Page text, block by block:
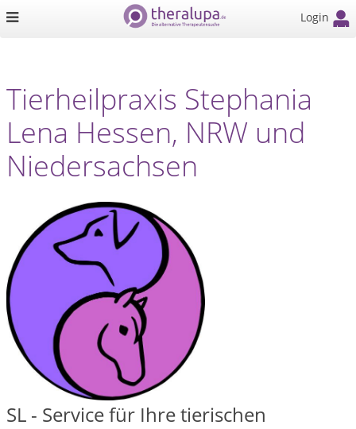
Login
Tierheilpraxis Stephania
Lena Hessen, NRW und
Niedersachsen
SL - Service für Ihre tierischen